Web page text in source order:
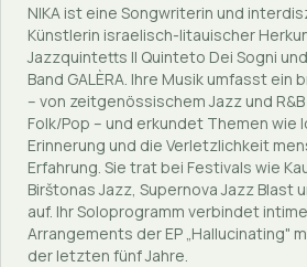
NIKA ist eine Songwriterin und
Künstlerin israelisch-litauischer
Jazzquintetts Il Quinteto Dei Sogni
Band GALÈRA. Ihre Musik umfasst ein
– von zeitgenössischem Jazz und
Folk/Pop – und erkundet Themen wie
Erinnerung und die Verletzlichkeit
Erfahrung. Sie trat bei Festivals wie
Birštonas Jazz, Supernova Jazz Blast
auf. Ihr Soloprogramm verbindet
Arrangements der EP „Hallucinating"
der letzten fünf Jahre.